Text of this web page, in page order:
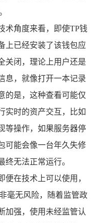
术角度来看，即使TP钱
上已经安装了该钱包应
关闭，理论上用户还是
息，就像打开一本记录
的是，这种查看可能仅
实时的资产交互，比如
等操作，如果服务器停
可能会像一台年久失修
终无法正常运行。
便在技术上可以使用，
毫无风险，随着监管政
加强，使用未经监管认